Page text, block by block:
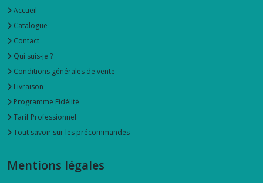
Accueil
Catalogue
Contact
Qui suis-je ?
Conditions générales de vente
Livraison
Programme Fidélité
Tarif Professionnel
Tout savoir sur les précommandes
Mentions légales